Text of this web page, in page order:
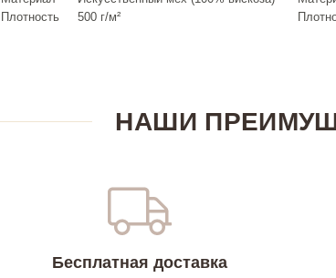
Плотность
500 г/м²
НАШИ
Бесплатная доставка